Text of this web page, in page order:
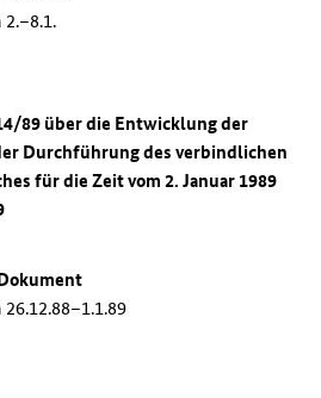
89 über die Entwicklung der
Durchführung des verbindlichen
für die Zeit vom 2. Januar 1989